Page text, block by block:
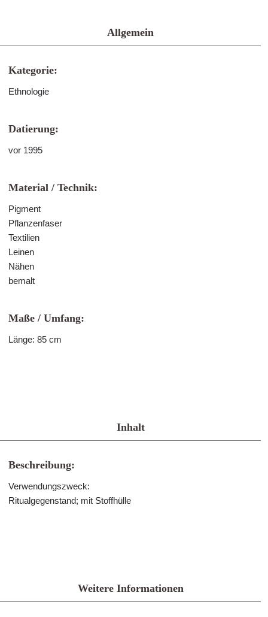
Allgemein
Kategorie:
Ethnologie
Datierung:
vor 1995
Material / Technik:
Pigment
Pflanzenfaser
Textilien
Leinen
Nähen
bemalt
Maße / Umfang:
Länge: 85 cm
Inhalt
Beschreibung:
Verwendungszweck:
Ritualgegenstand; mit Stoffhülle
Weitere Informationen